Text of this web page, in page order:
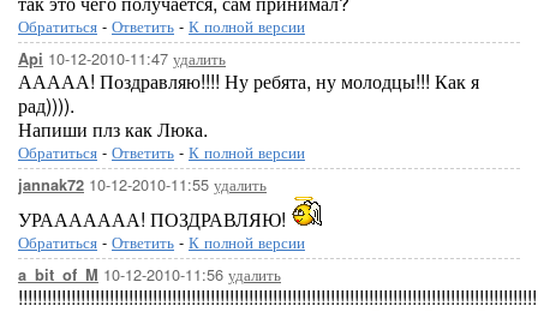
Обратиться - Ответить - К полной версии
Api 10-12-2010-11:47 удалить
ААААА! Поздравляю!!!! Ну ребята, ну молодцы!!! Как я
рад)))).
Напиши плз как Люка.
Обратиться - Ответить - К полной версии
jannak72 10-12-2010-11:55 удалить
УРААААААА! ПОЗДРАВЛЯЮ!
Обратиться - Ответить - К полной версии
a_bit_of_M 10-12-2010-11:56 удалить